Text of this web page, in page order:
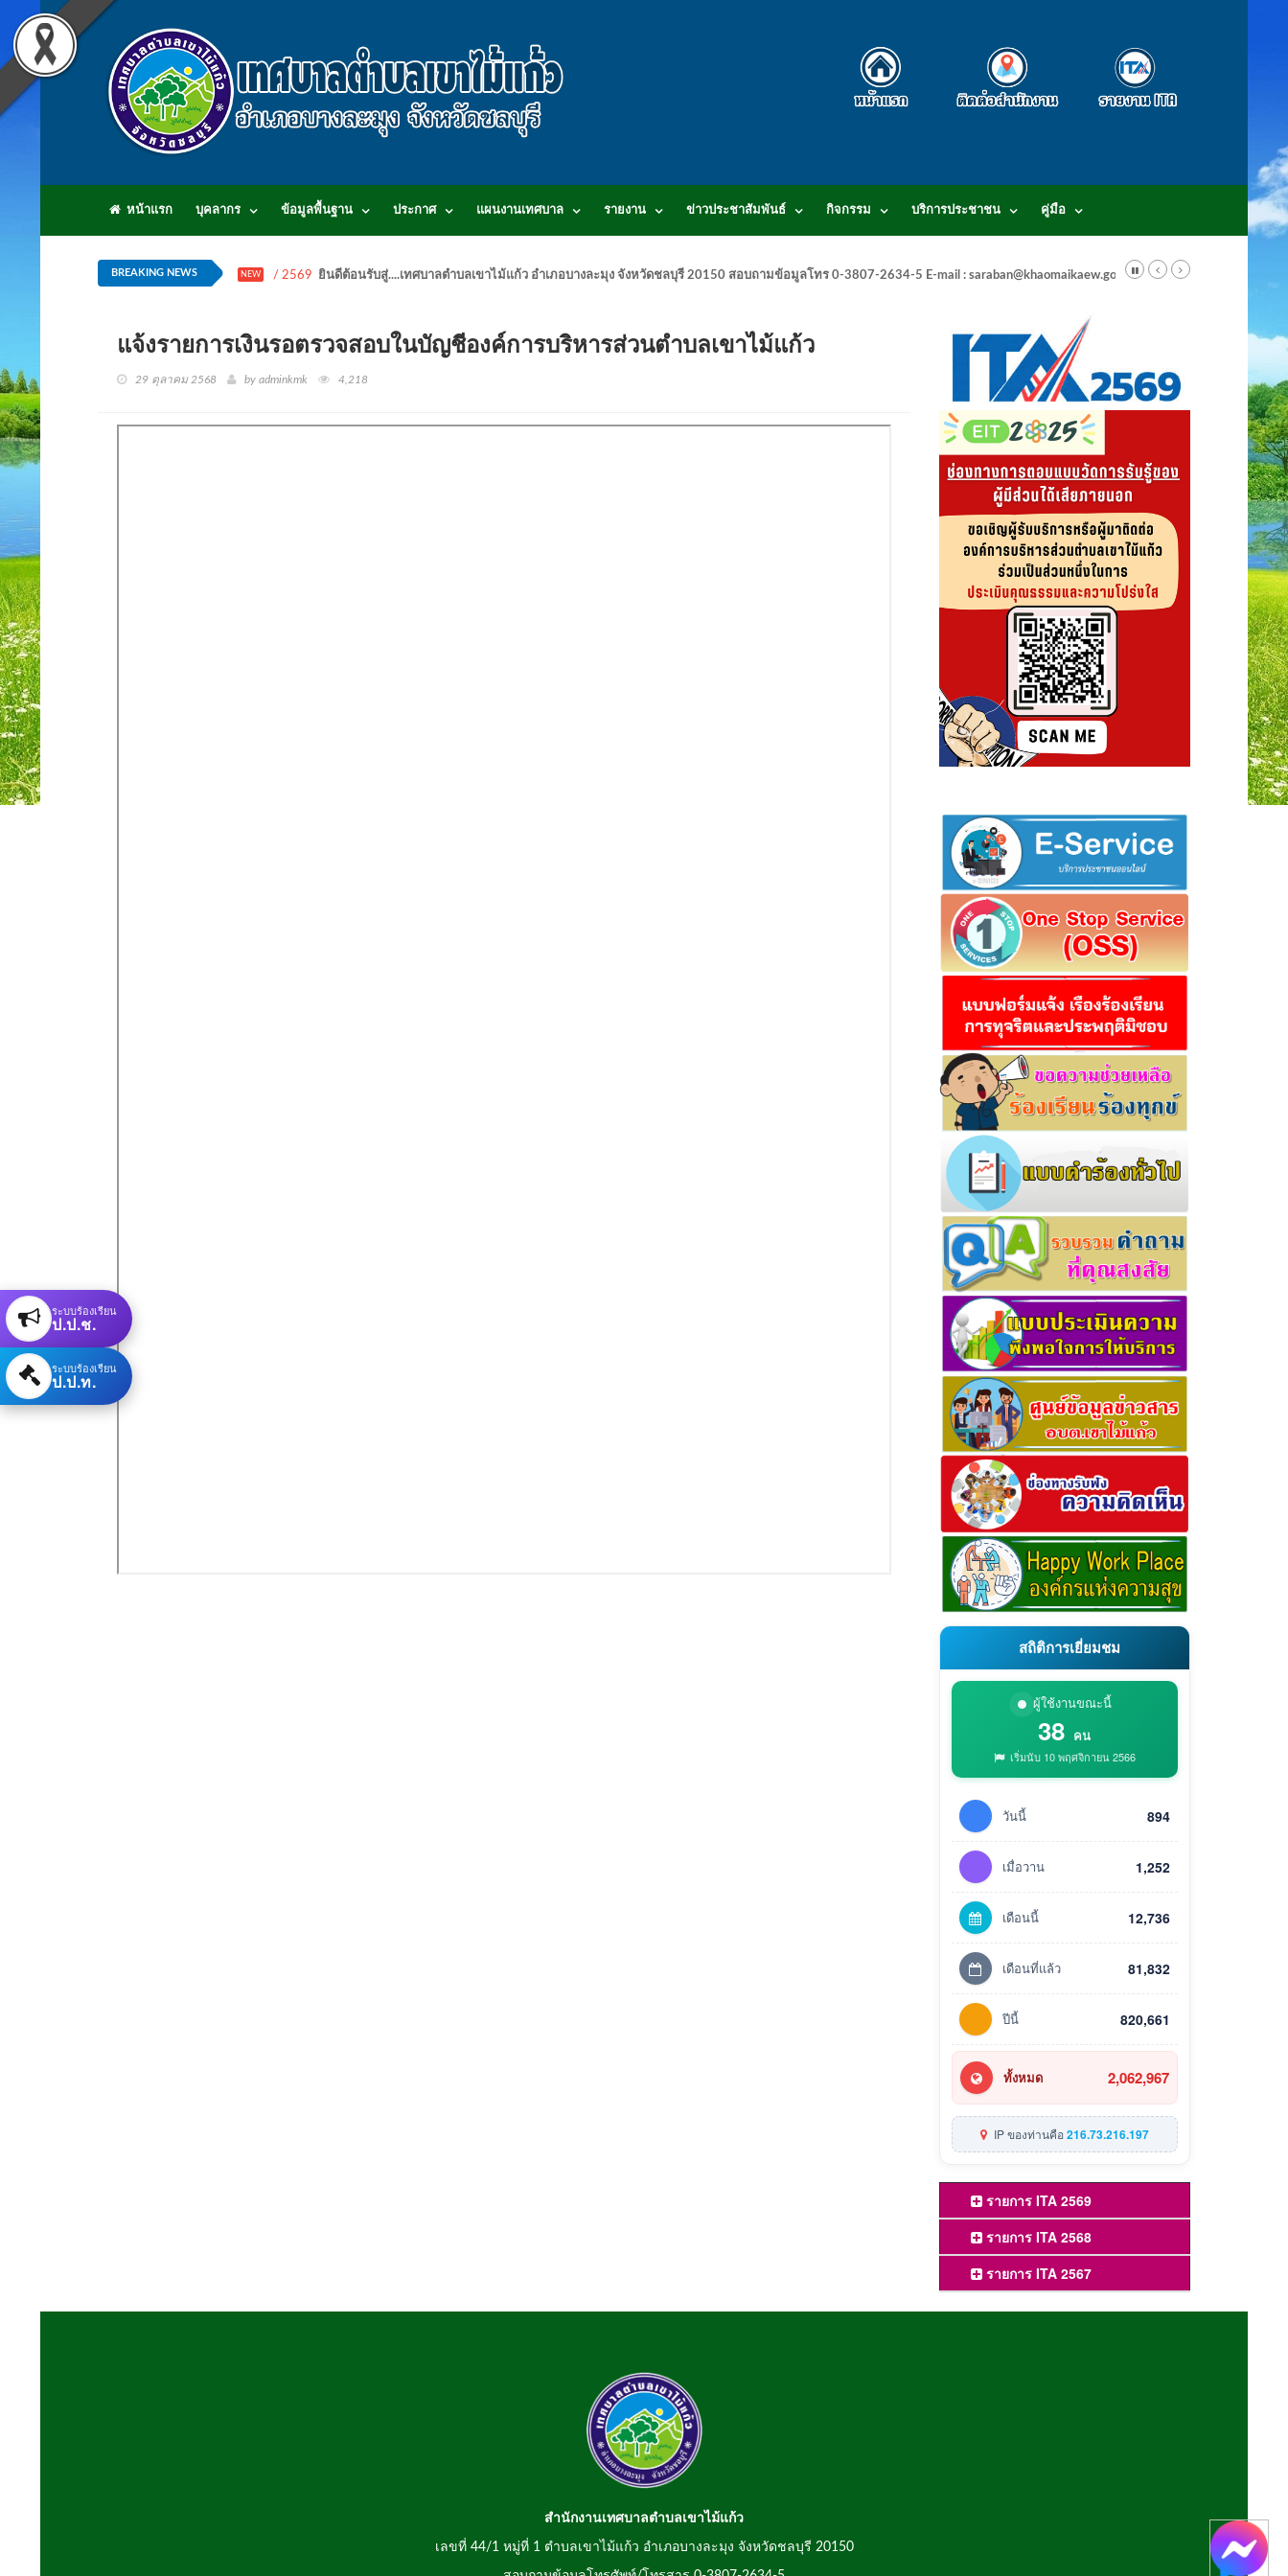
หน้าแรก บุคลากร ข้อมูลพื้นฐาน ประกาศ แผนงานเทศบาล รายงาน ข่าวประชาสัมพันธ์ กิจกรรม บริการประชาชน คู่มือ
BREAKING NEWS NEW / 2569 ยินดีต้อนรับสู่....เทศบาลตำบลเขาไม้แก้ว อำเภอบางละมุง จังหวัดชลบุรี 20150 สอบถามข้อมูลโทร 0-3807-2634-5 E-mail : saraban@khaomaikaew.go.th
แจ้งรายการเงินรอตรวจสอบในบัญชีองค์การบริหารส่วนตำบลเขาไม้แก้ว
29 ตุลาคม 2568 by adminkmk 4,218
สถิติการเยี่ยมชม
ผู้ใช้งานขณะนี้
38 คน
เริ่มนับ 10 พฤศจิกายน 2566
วันนี้ 894
เมื่อวาน 1,252
เดือนนี้ 12,736
เดือนที่แล้ว 81,832
ปีนี้ 820,661
ทั้งหมด 2,062,967
IP ของท่านคือ216.73.216.197
รายการ ITA 2569
รายการ ITA 2568
รายการ ITA 2567
ระบบร้องเรียน
ป.ป.ช.
ระบบร้องเรียน
ป.ป.ท.
สำนักงานเทศบาลตำบลเขาไม้แก้ว
เลขที่ 44/1 หมู่ที่ 1 ตำบลเขาไม้แก้ว อำเภอบางละมุง จังหวัดชลบุรี 20150